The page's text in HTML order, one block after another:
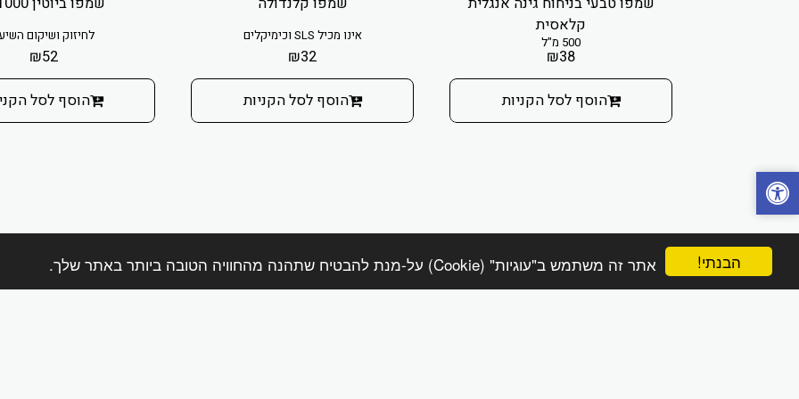
הבנתי! אתר זה משתמש ב"עוגיות" (Cookie) על-מנת להבטיח שתהנה מהחוויה הטובה ביותר באתר שלך.
קלאסית
500 מ"ל
₪38
הוסף לסל הקניות
אינו מכיל SLS וכימיקלים
₪32
הוסף לסל הקניות
לחיזוק ושיקום
₪52
הוסף לסל